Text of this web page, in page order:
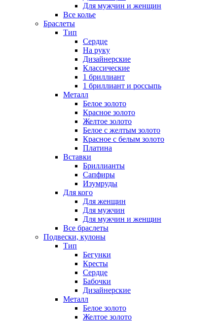
Для мужчин и женщин
Все колье
Браслеты
Тип
Сердце
На руку
Дизайнерские
Классические
1 бриллиант
1 бриллиант и россыпь
Металл
Белое золото
Красное золото
Желтое золото
Белое с желтым золото
Красное с белым золото
Платина
Вставки
Бриллианты
Сапфиры
Изумруды
Для кого
Для женщин
Для мужчин
Для мужчин и женщин
Все браслеты
Подвески, кулоны
Тип
Бегунки
Кресты
Сердце
Бабочки
Дизайнерские
Металл
Белое золото
Желтое золото